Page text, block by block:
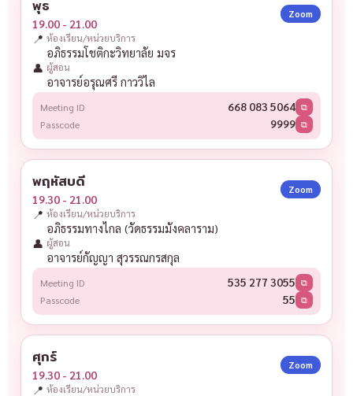
พุธ
19.00 - 21.00
Zoom
📍 ห้องเรียน/หน่วยบริการ
อภิธรรมโชติกะวิทยาลัย มจร
👤 ผู้สอน
อาจารย์อรุณศรี กาววิไล
Meeting ID 668 083 5064 ⧉
Passcode 9999 ⧉
พฤหัสบดี
19.30 - 21.00
Zoom
📍 ห้องเรียน/หน่วยบริการ
อภิธรรมทางไกล (วัดธรรมมังคลาราม)
👤 ผู้สอน
อาจารย์กัญญา สุวรรณกรสกุล
Meeting ID 535 277 3055 ⧉
Passcode 55 ⧉
ศุกร์
19.30 - 21.00
Zoom
📍 ห้องเรียน/หน่วยบริการ